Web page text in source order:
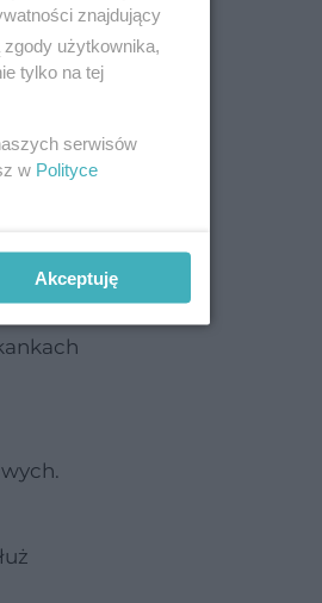
znajdujący
użytkownika,
tylko na tej
serwisów
w Polityce
Akceptuję